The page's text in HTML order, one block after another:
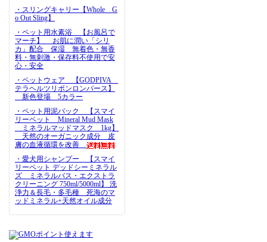
・スリングキャリー【Whole G
o Out Sling】
・ペット用水素浴 【お風呂で
マーチ】 お肌に潤い「シリ
カ」配合 保湿 無着色・無香
料・無刺激・保存料不使用で安
心・安全
・ペットウェア 【GODPIVA
テラヘルツリボンロンパース】
新色登場 5カラー
・ペット用泥パック 【スマイ
リーペット Mineral Mud Mask
ミネラルマッドマスク 1kg】
天然のオーガニック成分 皮
膚の血液循環を改善
・愛犬用シャンプー 【スマイ
リーペット デッドシーミネラル
ズ ミネラルバス・エクストラ
クリーニング 750ml/5000ml】 洗
浄力＆長毛・多毛種 死海のマ
ッドミネラル+天然オイル成分